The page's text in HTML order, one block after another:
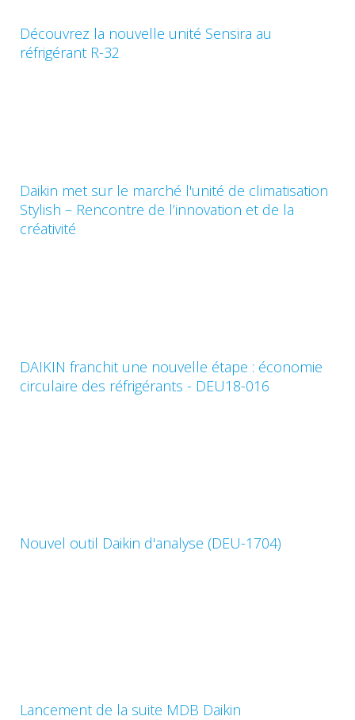
Découvrez la nouvelle unité Sensira au
réfrigérant R-32
Daikin met sur le marché l'unité de climatisation
Stylish – Rencontre de l’innovation et de la
créativité
DAIKIN franchit une nouvelle étape : économie
circulaire des réfrigérants - DEU18-016
Nouvel outil Daikin d'analyse (DEU-1704)
Lancement de la suite MDB Daikin